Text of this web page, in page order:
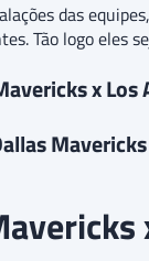
das
Tão logo eles
x Los